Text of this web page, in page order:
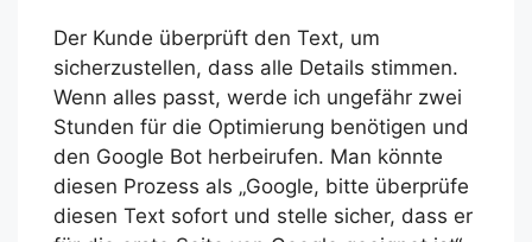
Der Kunde überprüft den Text, um
sicherzustellen, dass alle Details stimmen.
Wenn alles passt, werde ich ungefähr zwei
Stunden für die Optimierung benötigen und
den Google Bot herbeirufen. Man könnte
diesen Prozess als „Google, bitte überprüfe
diesen Text sofort und stelle sicher, dass er